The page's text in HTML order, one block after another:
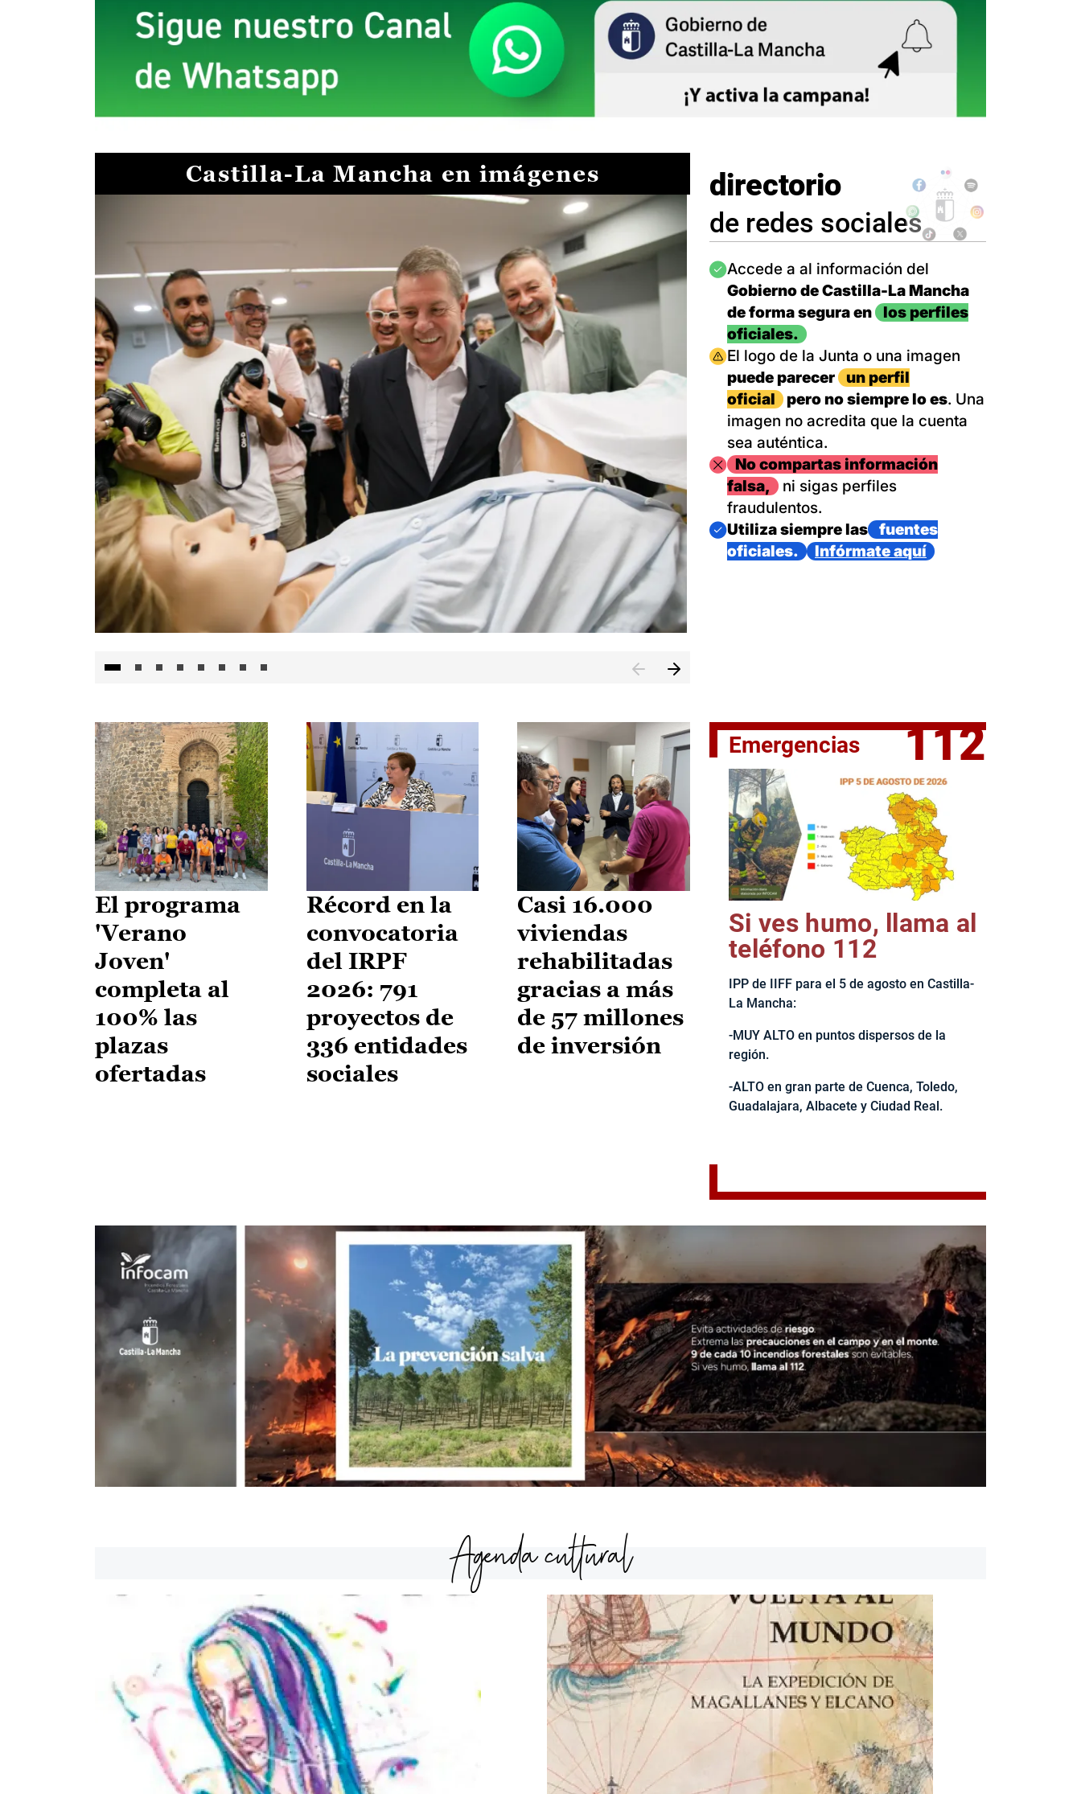
Castilla-La Mancha en imágenes
El jefe del Ejecutivo castellanomanchego, Emiliano García-
directorio
de redes sociales
Imagen
Accede a al información del
Gobierno de Castilla-La Mancha
de forma segura en
los perfiles
oficiales.
Imagen
El logo de la Junta o una imagen
puede parecer
un perfil
oficial
pero no siempre lo es. Una
imagen no acredita que la cuenta
sea auténtica.
ImagenNo compartas información
falsa,
ni sigas perfiles
fraudulentos.
Imagen
Utiliza siempre las
fuentes
oficiales.
Infórmate aquí
El programa
'Verano
Joven'
completa al
100% las
plazas
ofertadas
Récord en la
convocatoria
del IRPF
2026: 791
proyectos de
336 entidades
sociales
Casi 16.000
viviendas
rehabilitadas
gracias a más
de 57 millones
de inversión
Emergencias 112
Si ves humo, llama al
teléfono 112
IPP de IIFF para el 5 de agosto en Castilla-
La Mancha:
-MUY ALTO en puntos dispersos de la
región.
-ALTO en gran parte de Cuenca, Toledo,
Guadalajara, Albacete y Ciudad Real.
Agenda cultural